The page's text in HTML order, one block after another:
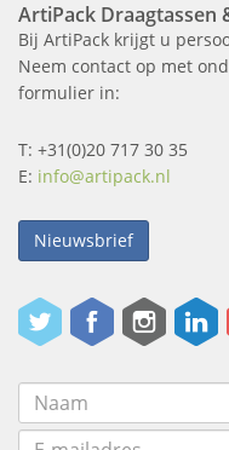
ArtiPack Draagtassen
Bij ArtiPack krijgt u
Neem contact op met
formulier in:
T: +31(0)20 717 30 35
E: info@artipack.nl
Nieuwsbrief